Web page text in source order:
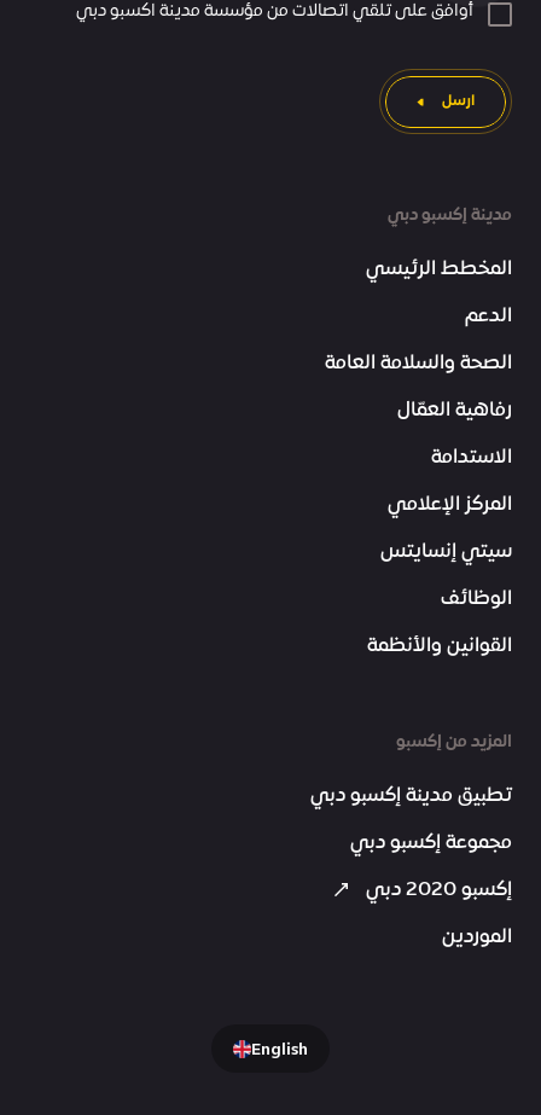
مدينة إكسبو دبي
المخطط الرئيسي
الدعم
الصحة والسلامة العامة
رفاهية العمّال
الاستدامة
المركز الإعلامي
سيتي إنسايتس
الوظائف
القوانين والأنظمة
المزيد من إكسبو
تطبيق مدينة إكسبو دبي
مجموعة إكسبو دبي
إكسبو 2020 دبي
الموردين
أوافق على تلقي اتصالات من مؤسسة مدينة اكسبو دبي
ارسل
English